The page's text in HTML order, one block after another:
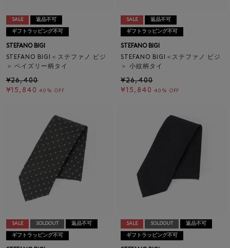
SALE 返品不可
ギフトラッピング不可
STEFANO BIGI
STEFANO BIGI＜ステファノ ビジ
＞ ペイズリー柄タイ
¥26,400
¥15,840 40% OFF
SALE 返品不可
ギフトラッピング不可
STEFANO BIGI
STEFANO BIGI＜ステファノ ビジ
＞ 小紋柄タイ
¥26,400
¥15,840 40% OFF
SALE SOLDOUT 返品不可
ギフトラッピング不可
SALE SOLDOUT 返品不可
ギフトラッピング不可